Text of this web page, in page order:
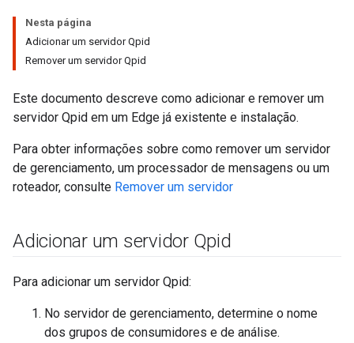
Nesta página
Adicionar um servidor Qpid
Remover um servidor Qpid
Este documento descreve como adicionar e remover um
servidor Qpid em um Edge já existente e instalação.
Para obter informações sobre como remover um servidor
de gerenciamento, um processador de mensagens ou um
roteador, consulte Remover um servidor
Adicionar um servidor Qpid
Para adicionar um servidor Qpid:
No servidor de gerenciamento, determine o nome
dos grupos de consumidores e de análise.